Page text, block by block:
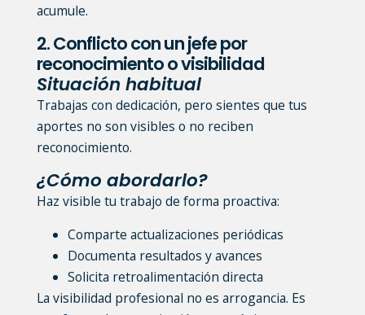
acumule.
2. Conflicto con un jefe por
reconocimiento o visibilidad
Situación habitual
Trabajas con dedicación, pero sientes que tus
aportes no son visibles o no reciben
reconocimiento.
¿Cómo abordarlo?
Haz visible tu trabajo de forma proactiva:
Comparte actualizaciones periódicas
Documenta resultados y avances
Solicita retroalimentación directa
La visibilidad profesional no es arrogancia. Es